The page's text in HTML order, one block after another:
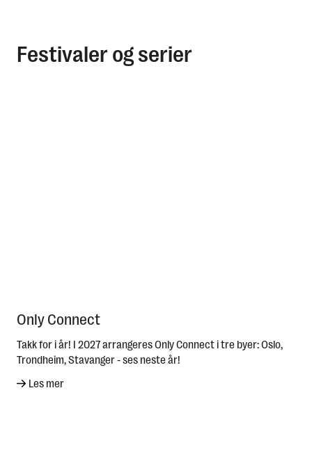
Festivaler og serier
Only Connect
Takk for i år! I 2027 arrangeres Only Connect i tre byer: Oslo,
Trondheim, Stavanger - ses neste år!
Les mer